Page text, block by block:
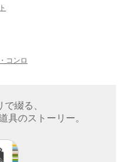
コンロ
綴る、
具のストーリー。